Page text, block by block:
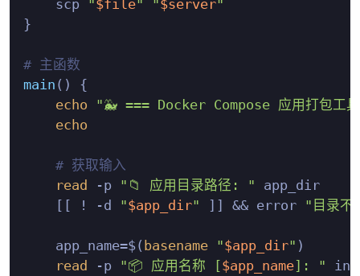
    scp
"$file" "$server"
}
# 主函数
main () {
echo
"🐳 === Docker Compose 应用打包工
echo
# 获取输入
read -p "📁 应用目录路径: " app_dir
    [[ ! -d
"$app_dir" ]] && error "目录
    app_name=$(
basename "$app_dir" )
read -p "📦 应用名称 [$app_name]: "